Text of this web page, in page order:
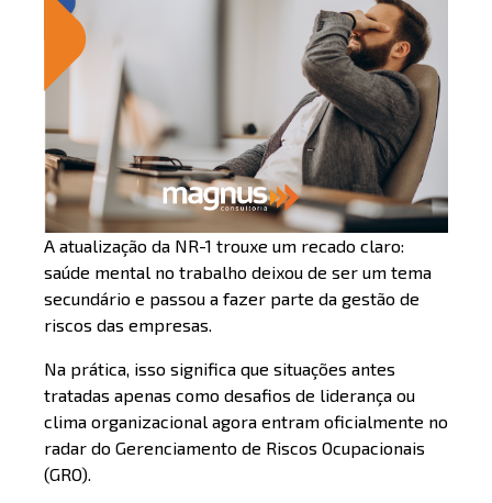
A atualização da NR-1 trouxe um recado claro:
saúde mental no trabalho deixou de ser um tema
secundário e passou a fazer parte da gestão de
riscos das empresas.
Na prática, isso significa que situações antes
tratadas apenas como desafios de liderança ou
clima organizacional agora entram oficialmente no
radar do Gerenciamento de Riscos Ocupacionais
(GRO).